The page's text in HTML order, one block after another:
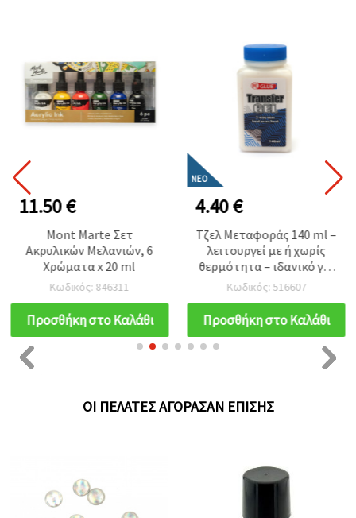
11.50 €
Mont Marte Σετ
Ακρυλικών Μελανιών, 6
Χρώματα x 20 ml
Κωδικός: 846311
Προσθήκη στο Καλάθι
ΝΈΟ
4.40 €
Τζελ Μεταφοράς 140 ml –
λειτουργεί με ή χωρίς
θερμότητα – ιδανικό για
εντυπωσιακές
μεταφορές εικόνας σε
χαρτί, ύφασμα, ξύλο και
καμβά, για decoupage &
Κωδικός: 516607
Προσθήκη στο Καλάθι
ΟΙ ΠΕΛΆΤΕΣ ΑΓΌΡΑΣΑΝ ΕΠΊΣΗΣ